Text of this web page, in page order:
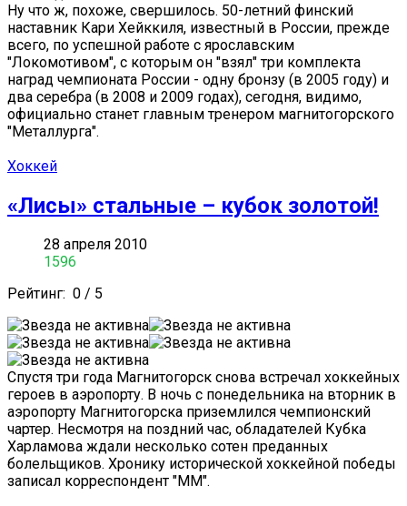
Ну что ж, похоже, свершилось. 50-летний финский
наставник Кари Хейккиля, известный в России, прежде
всего, по успешной работе с ярославским
"Локомотивом", с которым он "взял" три комплекта
наград чемпионата России - одну бронзу (в 2005 году) и
два серебра (в 2008 и 2009 годах), сегодня, видимо,
официально станет главным тренером магнитогорского
"Металлурга".
Хоккей
«Лисы» стальные – кубок золотой!
28 апреля 2010
1596
Рейтинг: 0 / 5
Спустя три года Магнитогорск снова встречал хоккейных
героев в аэропорту. В ночь с понедельника на вторник в
аэропорту Магнитогорска приземлился чемпионский
чартер. Несмотря на поздний час, обладателей Кубка
Харламова ждали несколько сотен преданных
болельщиков. Хронику исторической хоккейной победы
записал корреспондент "ММ".